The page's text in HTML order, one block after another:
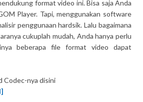
format video ini. Bisa saja Anda
Player. Tapi, menggunakan software
penggunaan hardsik. Lalu bagaimana
cukuplah mudah, Anda hanya perlu
beberapa file format video dapat
Codec-nya disini